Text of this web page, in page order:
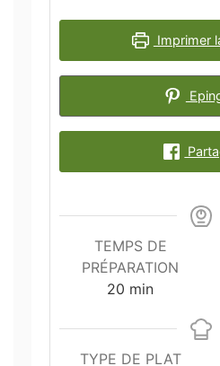
Imprimer
TEMPS DE
PRÉPARATION
20 minutes
min
TYPE DE PLAT